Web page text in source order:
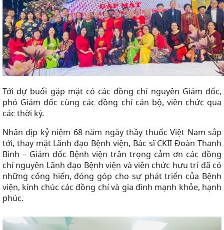
Tới dự buổi gặp mặt có các đồng chí nguyên Giám đốc,
phó Giám đốc cùng các đồng chí cán bộ, viên chức qua
các thời kỳ.
Nhân dịp kỷ niệm 68 năm ngày thầy thuốc Việt Nam sắp
tới, thay mặt Lãnh đạo Bệnh viện, Bác sĩ CKII Đoàn Thanh
Bình – Giám đốc Bệnh viện trân trọng cảm ơn các đồng
chí nguyên Lãnh đạo Bệnh viện và viên chức hưu trí đã có
những cống hiến, đóng góp cho sự phát triển của Bệnh
viện, kính chúc các đồng chí và gia đình mạnh khỏe, hạnh
phúc.